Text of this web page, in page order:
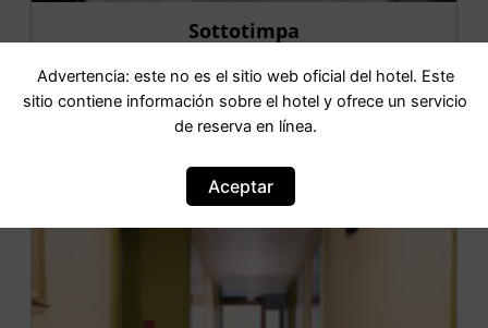
Sottotimpa
IR AL HOTEL
Advertencia: este no es el sitio web oficial del hotel. Este
sitio contiene información sobre el hotel y ofrece un servicio
de reserva en línea.
Aceptar